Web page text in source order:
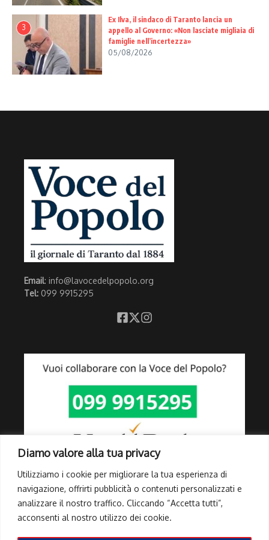
Diamo valore alla tua privacy
Utilizziamo i cookie per migliorare la tua esperienza di
navigazione, offrirti pubblicità o contenuti personalizzati e
analizzare il nostro traffico. Cliccando “Accetta tutti”,
acconsenti al nostro utilizzo dei cookie.
3
Ex Ilva, il sindaco di Taranto lancia un
appello al Governo: «Non lasciate migliaia di
famiglie nell’incertezza»
05/08/2026
Email: info@lavocedelpopolo.org
Tel: 099 9915295
Link Utili